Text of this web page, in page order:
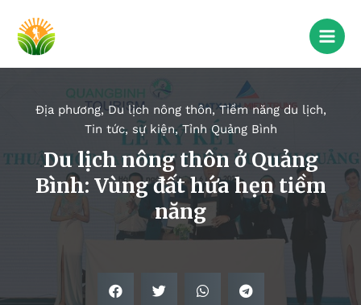
Địa phương,Du lịch nông thôn,Tiềm năng du lịch,
Tin tức, sự kiện,Tỉnh Quảng Bình
Du lịch nông thôn ở Quảng
Bình: Vùng đất hứa hẹn tiềm
năng